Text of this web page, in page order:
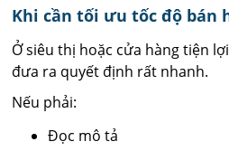
Khi cần tối ưu tốc độ bán
Ở siêu thị hoặc cửa hàng tiện
đưa ra quyết định rất nhanh.
Nếu phải:
Đọc mô tả